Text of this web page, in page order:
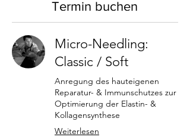
Termin buchen
Micro-Needling:
Classic / Soft
Anregung des hauteigenen
Reparatur- & Immunschutzes zur
Optimierung der Elastin- &
Kollagensynthese
Weiterlesen